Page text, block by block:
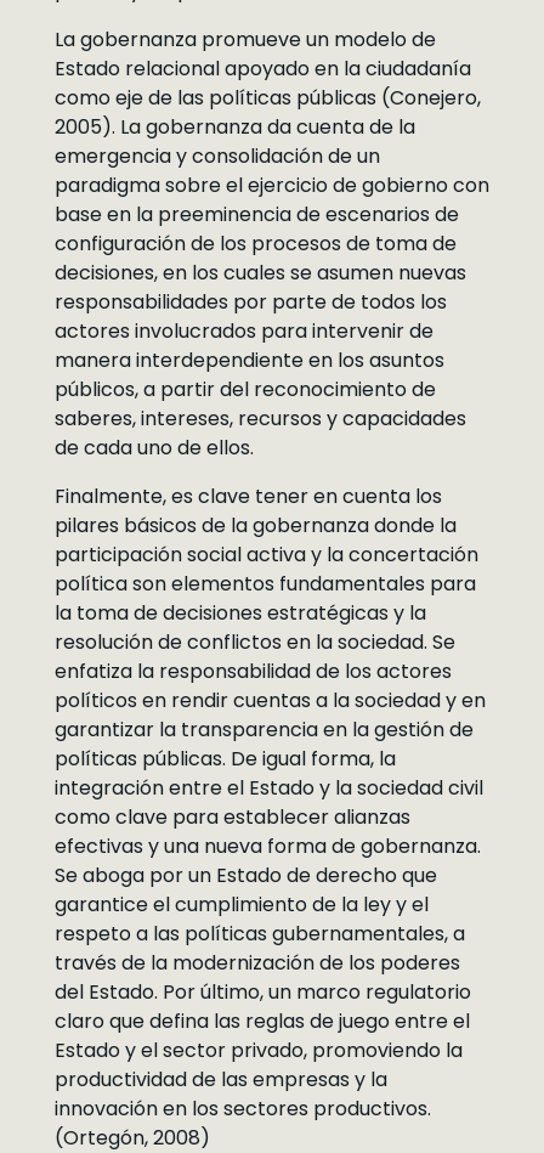
La gobernanza promueve un modelo de
Estado relacional apoyado en la ciudadanía
como eje de las políticas públicas (Conejero,
2005). La gobernanza da cuenta de la
emergencia y consolidación de un
paradigma sobre el ejercicio de gobierno con
base en la preeminencia de escenarios de
configuración de los procesos de toma de
decisiones, en los cuales se asumen nuevas
responsabilidades por parte de todos los
actores involucrados para intervenir de
manera interdependiente en los asuntos
públicos, a partir del reconocimiento de
saberes, intereses, recursos y capacidades
de cada uno de ellos.
Finalmente, es clave tener en cuenta los
pilares básicos de la gobernanza donde la
participación social activa y la concertación
política son elementos fundamentales para
la toma de decisiones estratégicas y la
resolución de conflictos en la sociedad. Se
enfatiza la responsabilidad de los actores
políticos en rendir cuentas a la sociedad y en
garantizar la transparencia en la gestión de
políticas públicas. De igual forma, la
integración entre el Estado y la sociedad civil
como clave para establecer alianzas
efectivas y una nueva forma de gobernanza.
Se aboga por un Estado de derecho que
garantice el cumplimiento de la ley y el
respeto a las políticas gubernamentales, a
través de la modernización de los poderes
del Estado. Por último, un marco regulatorio
claro que defina las reglas de juego entre el
Estado y el sector privado, promoviendo la
productividad de las empresas y la
innovación en los sectores productivos.
(Ortegón, 2008)